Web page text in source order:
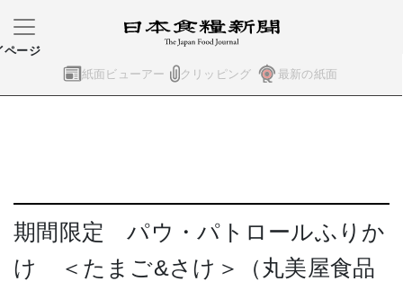
紙面ビューアー クリッピング 最新の紙面
ページ
期間限定 パウ・パトロールふりか
け ＜たまご&さけ＞（丸美屋食品